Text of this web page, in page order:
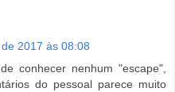
2017 às 08:08
conhecer nenhum "escape",
do pessoal parece muito